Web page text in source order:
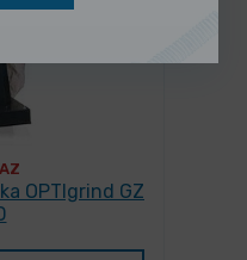
OPTIgrind GZ